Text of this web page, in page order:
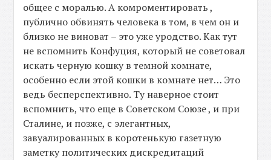
общее с моралью. А комроментировать ,
публично обвинять человека в том, в чем он и
близко не виноват – это уже уродство. Как тут
не вспомнить Конфуция, который не советовал
искать черную кошку в темной комнате,
особенно если этой кошки в комнате нет… Это
ведь бесперспективно. Ту наверное стоит
вспомнить, что еще в Советском Союзе , и при
Сталине, и позже, с элегантных,
завуалированных в коротенькую газетную
заметку политических дискредитаций